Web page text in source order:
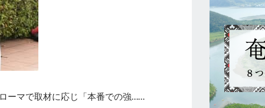
ーマで取材に応じ「本番での強……